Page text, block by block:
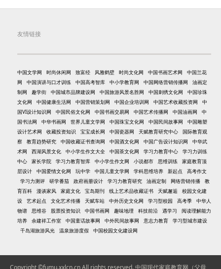
友情链接
中国文学网 时尚休闲网 致富经 风雅鹤壁 时尚文化网 中国书画艺术网
中国兰花
网
中国演讲与口才训练 中国高考智库 中小学教育网 中国网络营销传播网
油画定
制网
趣学街 中国城市品牌建设网 中国旅游风景名胜网 中国刺绣文化网
中国珍珠
文化网
中国健康生活网 中国营销策划网 中国企业培训网 中国艺术收藏投资网
中
国VI设计知识网
中国民俗文化网 中国书画交易网 中国艺术传播网 中国油画网
中
国书法网
中华书画网 世界儿童文学网 中国珠宝文化网 中国民间故事网
中国雕塑
设计艺术网
收藏投资知识 宝宝成长网 中国瓷器网 天赋教育研究中心
国际教育观
察
教育趋势研究 中国收藏证书查询网 中国酒文化网 中国广告设计知识网
中华武
术网
西湖风景文化 中小学生作文大全 中国茶文化网 学习力教育中心
学习力训练
中心
家长学院 学习力教育智库 中小学生作文网 小说都市 思维训练
家庭教育顶
层设计
中国爱情文化网 玩中学 中国儿童文学网 学科思维培养 新起点
高考作文
学习力测评
研学番茄 政府画册设计 学习力教育研究 油画定制 网络营销传播
教
育百科
漫谈家风 家庭文化 宝岛期刊 线上艺术品收藏证书 天赋邂逅
校园文化建
设
艺术起点 文化艺术传播 天赋车站 中外历史文化网 学习型校园 高考季
中华人
物谱
思维谷 股票投资知识 中国书画网 趣味地理 科技前沿 遇学习
阅读理解能力
培养
余建祥工作室 中国童话故事网 中外民间故事网 意志力教育
学习型城市建设
千岛湖旅游风光
温泉旅游度假 中国校园文化建设网
Copyright ©fumu.xxlcn.cn All rights reserved.中国现代家庭教育网（父母